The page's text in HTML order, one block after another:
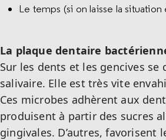
Le temps (si on laisse la
La plaque dentaire
Sur les dents et les gencives
salivaire. Elle est très vite
Ces microbes adhèrent aux
produisent à partir des sucres
gingivales. D’autres, favorisent